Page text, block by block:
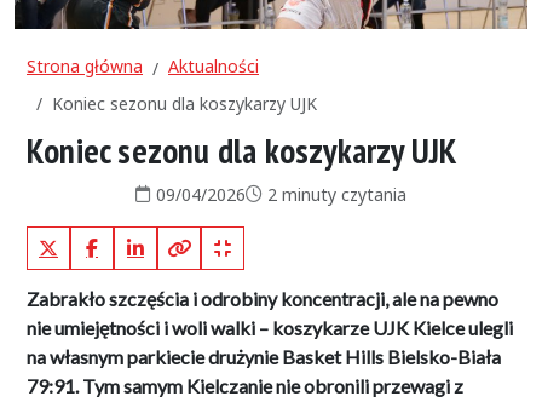
Strona główna
Aktualności
Koniec sezonu dla koszykarzy UJK
Koniec sezonu dla koszykarzy UJK
Data publikacji:
09/04/2026Czas czytania:
2 minuty czytania
X (Twitter)FacebookLinkedInKopiuj pełny link
Kopiuj krótki link
Zabrakło szczęścia i odrobiny koncentracji, ale na pewno
nie umiejętności i woli walki – koszykarze UJK Kielce ulegli
na własnym parkiecie drużynie Basket Hills Bielsko-Biała
79:91. Tym samym Kielczanie nie obronili przewagi z